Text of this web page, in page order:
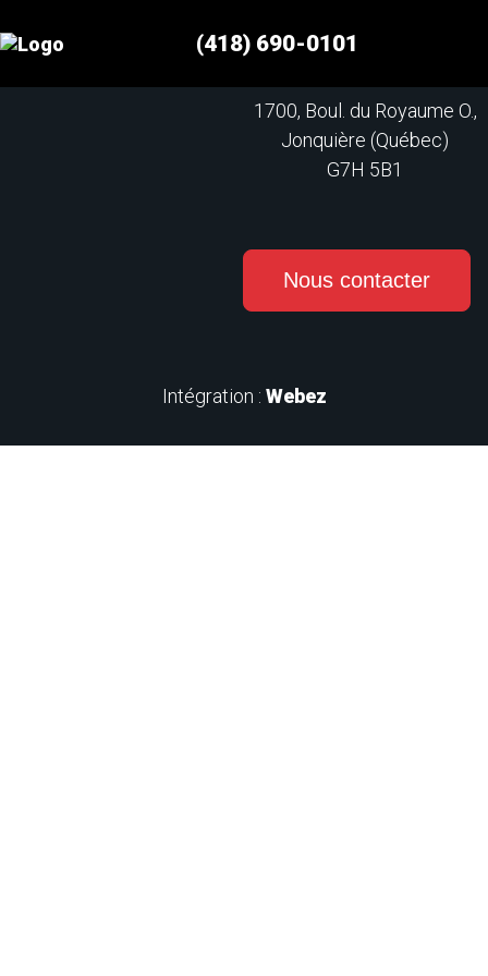
(418) 690-0101
TOITURES | RÉNOVATIONS | GOUTTIÈRES (418) 690-0101
1700, Boul. du Royaume O.,
Jonquière (Québec)
G7H 5B1
Nous contacter
Intégration : Webez